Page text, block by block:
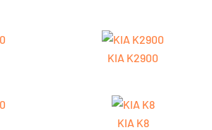
KIA K2900
KIA K8